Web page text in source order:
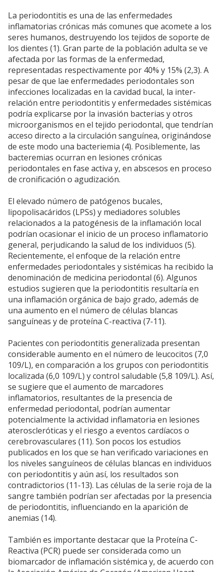
La periodontitis es una de las enfermedades
inflamatorias crónicas más comunes que acomete a los
seres humanos, destruyendo los tejidos de soporte de
los dientes (1). Gran parte de la población adulta se ve
afectada por las formas de la enfermedad,
representadas respectivamente por 40% y 15% (2,3). A
pesar de que lae enfermedades periodontales son
infecciones localizadas en la cavidad bucal, la inter-
relación entre periodontitis y enfermedades sistémicas
podría explicarse por la invasión bacterias y otros
microorganismos en el tejido periodontal, que tendrían
acceso directo a la circulación sanguínea, originándose
de este modo una bacteriemia (4). Posiblemente, las
bacteremias ocurran en lesiones crónicas
periodontales en fase activa y, en abscesos en proceso
de cronificación o agudización.
El elevado número de patógenos bucales,
lipopolisacáridos (LPSs) y mediadores solubles
relacionados a la patogénesis de la inflamación local
podrían ocasionar el inicio de un proceso inflamatorio
general, perjudicando la salud de los individuos (5).
Recientemente, el enfoque de la relación entre
enfermedades periodontales y sistémicas ha recibido la
denominación de medicina periodontal (6). Algunos
estudios sugieren que la periodontitis resultaría en
una inflamación orgánica de bajo grado, además de
una aumento en el número de células blancas
sanguíneas y de proteína C-reactiva (7-11).
Pacientes con periodontitis generalizada presentan
considerable aumento en el número de leucocitos (7,0
109/L), en comparación a los grupos con periodontitis
localizada (6,0 109/L) y control saludable (5,8 109/L). Así,
se sugiere que el aumento de marcadores
inflamatorios, resultantes de la presencia de
enfermedad periodontal, podrían aumentar
potencialmente la actividad inflamatoria en lesiones
ateroscleróticas y el riesgo a eventos cardíacos o
cerebrovasculares (11). Son pocos los estudios
publicados en los que se han verificado variaciones en
los niveles sanguíneos de células blancas en individuos
con periodontitis y aún así, los resultados son
contradictorios (11-13). Las células de la serie roja de la
sangre también podrían ser afectadas por la presencia
de periodontitis, influenciando en la aparición de
anemias (14).
También es importante destacar que la Proteína C-
Reactiva (PCR) puede ser considerada como un
biomarcador de inflamación sistémica y, de acuerdo con